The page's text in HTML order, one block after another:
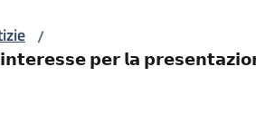
/
𝗽𝗲𝗿 𝗹𝗮